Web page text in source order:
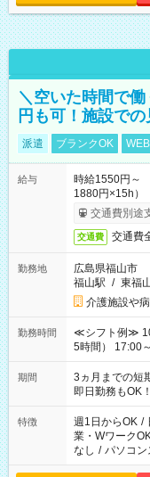
＼空いた時間で
円も可！施設で
派遣 ブランクOK
給与
時給1550円～
1880円×15h）
交通費別途
交通費 交通費
勤務地
広島県福山市
福山駅 / 東福
介護施設や
勤務時間
≪シフト例≫
5時間） 17:00～翌
働く時間は調
期間
3ヵ月までの
即日勤務もOK！
特徴 週1日からOK /
業・Wワーク
なし / パソコン